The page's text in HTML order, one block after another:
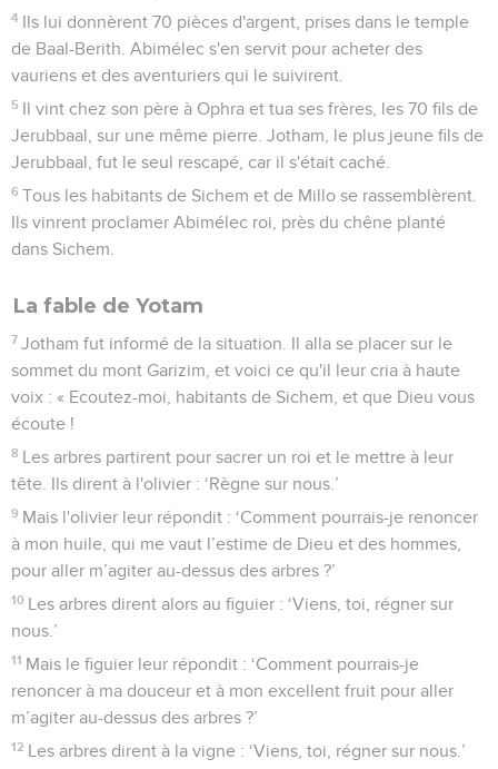
4 Ils lui donnèrent 70 pièces d'argent, prises dans le temple
de Baal-Berith. Abimélec s'en servit pour acheter des
vauriens et des aventuriers qui le suivirent.
5 Il vint chez son père à Ophra et tua ses frères, les 70 fils de
Jerubbaal, sur une même pierre. Jotham, le plus jeune fils de
Jerubbaal, fut le seul rescapé, car il s'était caché.
6 Tous les habitants de Sichem et de Millo se rassemblèrent.
Ils vinrent proclamer Abimélec roi, près du chêne planté
dans Sichem.
La fable de Yotam
7 Jotham fut informé de la situation. Il alla se placer sur le
sommet du mont Garizim, et voici ce qu'il leur cria à haute
voix : « Ecoutez-moi, habitants de Sichem, et que Dieu vous
écoute !
8 Les arbres partirent pour sacrer un roi et le mettre à leur
tête. Ils dirent à l'olivier : ‘Règne sur nous.’
9 Mais l'olivier leur répondit : ‘Comment pourrais-je renoncer
à mon huile, qui me vaut l’estime de Dieu et des hommes,
pour aller m’agiter au-dessus des arbres ?’
10 Les arbres dirent alors au figuier : ‘Viens, toi, régner sur
nous.’
11 Mais le figuier leur répondit : ‘Comment pourrais-je
renoncer à ma douceur et à mon excellent fruit pour aller
m’agiter au-dessus des arbres ?’
12 Les arbres dirent à la vigne : ‘Viens, toi, régner sur nous.’